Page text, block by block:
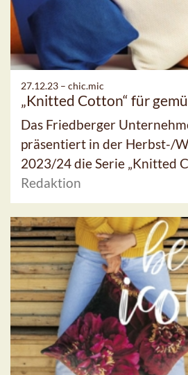
27.12.23 – chic.mic
„Knitted Cotton“ für
Das Friedberger
präsentiert in der Herbst-/
2023/24 die Serie „Knitted
Redaktion